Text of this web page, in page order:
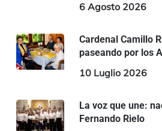
6 Agosto 2026
Cardenal Camillo
paseando por los
10 Luglio 2026
La voz que une:
Fernando Rielo